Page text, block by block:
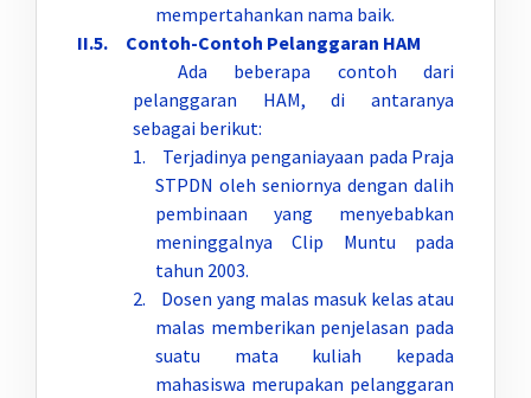
mempertahankan nama baik.
II.5. Contoh-Contoh Pelanggaran HAM
Ada beberapa contoh dari
pelanggaran HAM, di antaranya
sebagai berikut:
1. Terjadinya penganiayaan pada Praja
STPDN oleh seniornya dengan dalih
pembinaan yang menyebabkan
meninggalnya Clip Muntu pada
tahun 2003.
2. Dosen yang malas masuk kelas atau
malas memberikan penjelasan pada
suatu mata kuliah kepada
mahasiswa merupakan pelanggaran